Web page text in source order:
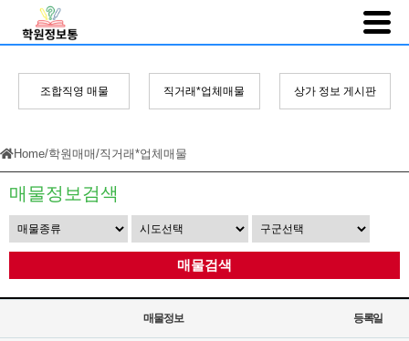
조합직영 매물 직거래*업체매물 상가 정보 게시판
Home/학원매매/직거래*업체매물
매물정보검색
매물검색
매물정보 등록일